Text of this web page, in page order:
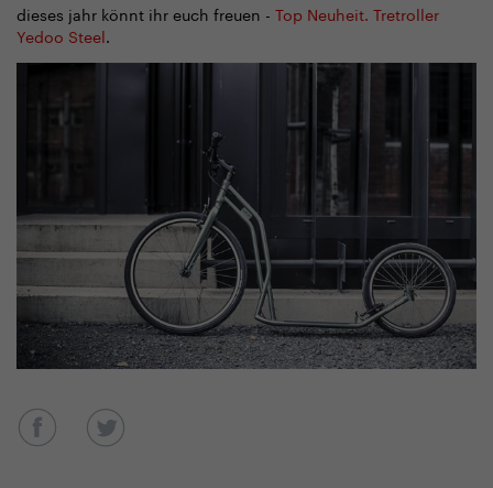
dieses jahr könnt ihr euch freuen - Top Neuheit. Tretroller
Yedoo Steel.